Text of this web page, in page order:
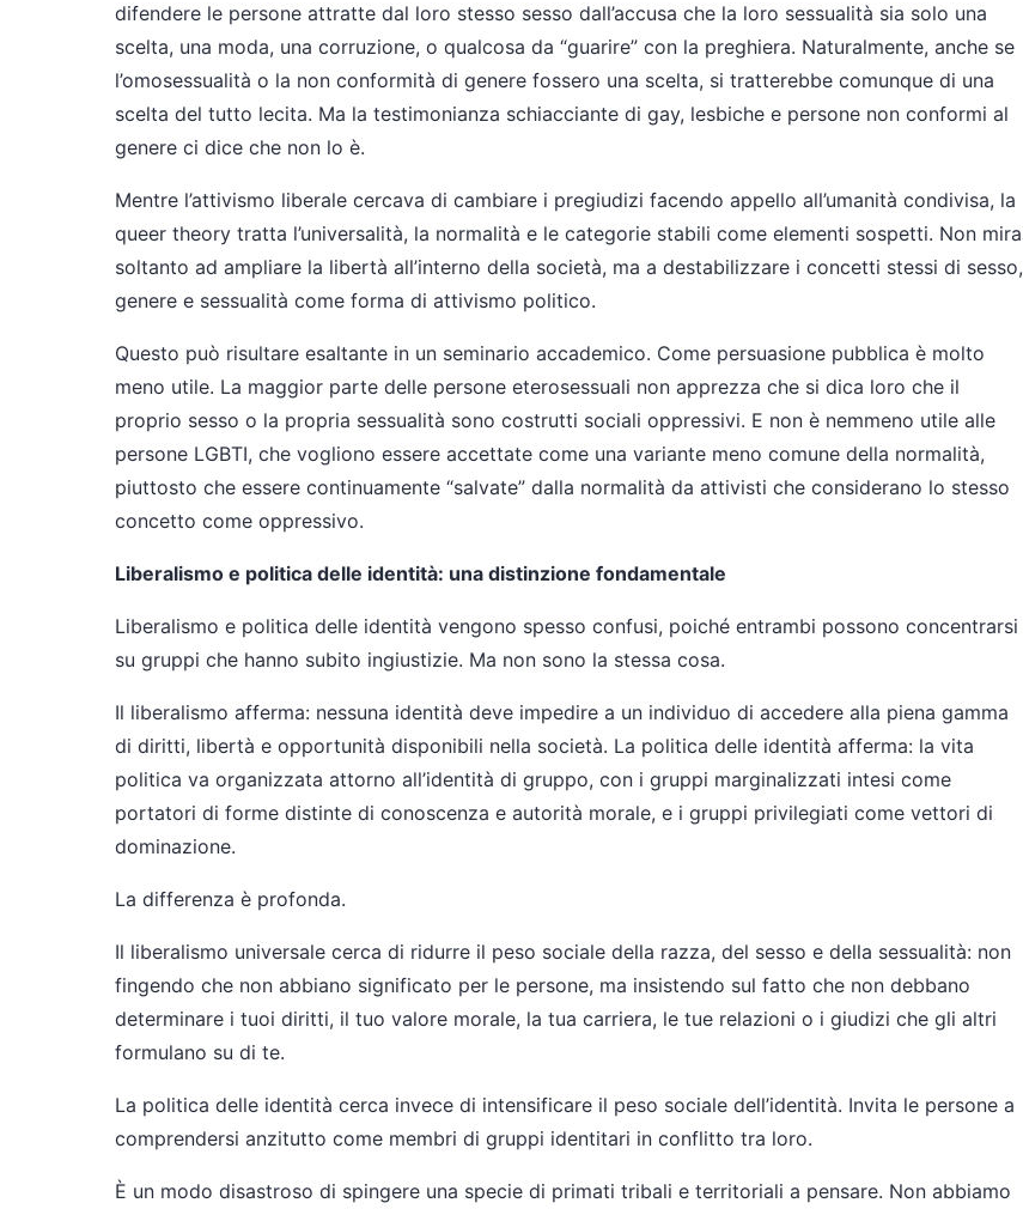
difendere le persone attratte dal loro stesso sesso dall’accusa che la loro sessualità sia solo una
scelta, una moda, una corruzione, o qualcosa da “guarire” con la preghiera. Naturalmente, anche se
l’omosessualità o la non conformità di genere fossero una scelta, si tratterebbe comunque di una
scelta del tutto lecita. Ma la testimonianza schiacciante di gay, lesbiche e persone non conformi al
genere ci dice che non lo è.
Mentre l’attivismo liberale cercava di cambiare i pregiudizi facendo appello all’umanità condivisa, la
queer theory tratta l’universalità, la normalità e le categorie stabili come elementi sospetti. Non mira
soltanto ad ampliare la libertà all’interno della società, ma a destabilizzare i concetti stessi di sesso,
genere e sessualità come forma di attivismo politico.
Questo può risultare esaltante in un seminario accademico. Come persuasione pubblica è molto
meno utile. La maggior parte delle persone eterosessuali non apprezza che si dica loro che il
proprio sesso o la propria sessualità sono costrutti sociali oppressivi. E non è nemmeno utile alle
persone LGBTI, che vogliono essere accettate come una variante meno comune della normalità,
piuttosto che essere continuamente “salvate” dalla normalità da attivisti che considerano lo stesso
concetto come oppressivo.
Liberalismo e politica delle identità: una distinzione fondamentale
Liberalismo e politica delle identità vengono spesso confusi, poiché entrambi possono concentrarsi
su gruppi che hanno subito ingiustizie. Ma non sono la stessa cosa.
Il liberalismo afferma: nessuna identità deve impedire a un individuo di accedere alla piena gamma
di diritti, libertà e opportunità disponibili nella società. La politica delle identità afferma: la vita
politica va organizzata attorno all’identità di gruppo, con i gruppi marginalizzati intesi come
portatori di forme distinte di conoscenza e autorità morale, e i gruppi privilegiati come vettori di
dominazione.
La differenza è profonda.
Il liberalismo universale cerca di ridurre il peso sociale della razza, del sesso e della sessualità: non
fingendo che non abbiano significato per le persone, ma insistendo sul fatto che non debbano
determinare i tuoi diritti, il tuo valore morale, la tua carriera, le tue relazioni o i giudizi che gli altri
formulano su di te.
La politica delle identità cerca invece di intensificare il peso sociale dell’identità. Invita le persone a
comprendersi anzitutto come membri di gruppi identitari in conflitto tra loro.
È un modo disastroso di spingere una specie di primati tribali e territoriali a pensare. Non abbiamo